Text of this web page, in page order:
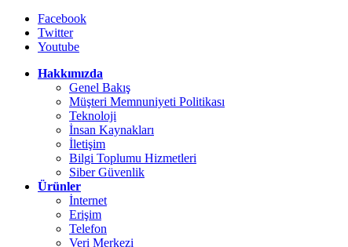
Facebook
Twitter
Youtube
Hakkımızda
Genel Bakış
Müşteri Memnuniyeti Politikası
Teknoloji
İnsan Kaynakları
İletişim
Bilgi Toplumu Hizmetleri
Siber Güvenlik
Ürünler
İnternet
Erişim
Telefon
Veri Merkezi